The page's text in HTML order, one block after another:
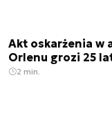
Akt oskarżenia w
Orlenu grozi 25
2 min.